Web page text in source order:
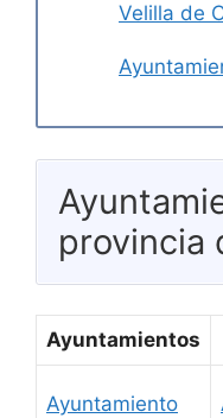
Velilla de
provincia
Ayuntamientos
Ayuntamiento